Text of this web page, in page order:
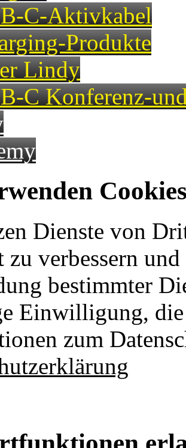
C-Aktivkabel
Produkte
Lindy
C Konferenz-
Dienste von
zu verbessern
bestimmter
Einwilligung,
zum